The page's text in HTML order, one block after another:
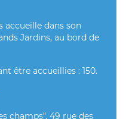
accueille dans son
Jardins, au bord de
être accueillies : 150.
champs", 49 rue des